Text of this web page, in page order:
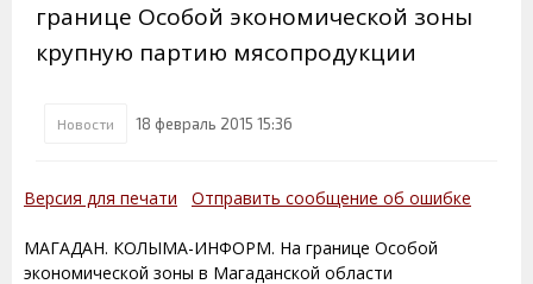
границе Особой экономической зоны
крупную партию мясопродукции
Новости 18 февраль 2015 15:36
Версия для печати Отправить сообщение об ошибке
МАГАДАН. КОЛЫМА-ИНФОРМ. На границе Особой
экономической зоны в Магаданской области